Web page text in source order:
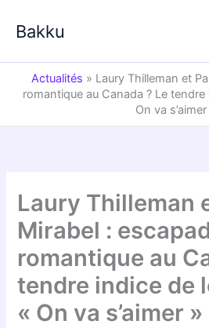
Bakku
Actualités » Laury Thilleman et
romantique au Canada ? Le
On va s’aimer
Laury Thilleman
Mirabel :
romantique au
tendre indice de
« On va s’aimer »